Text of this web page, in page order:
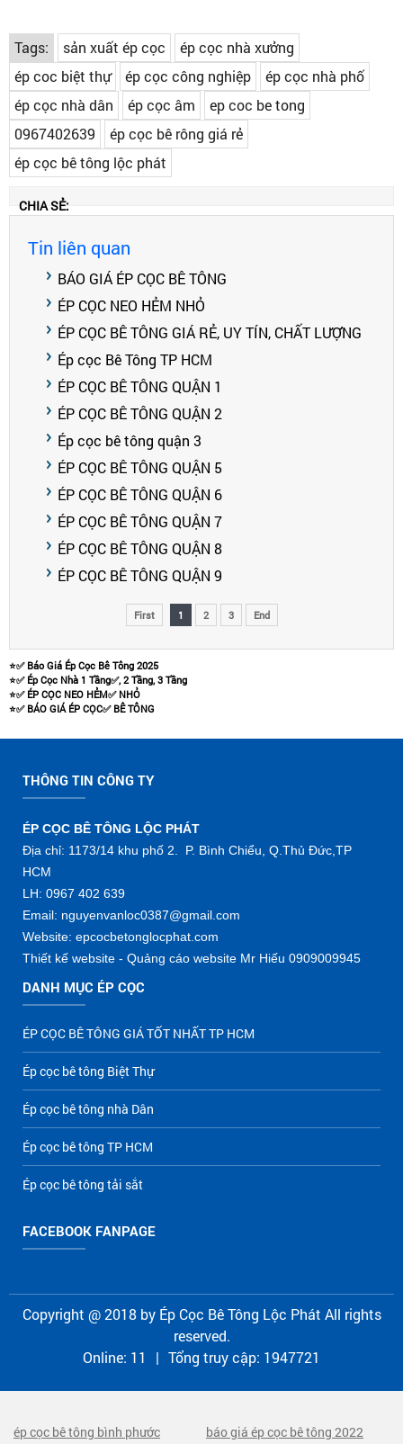
Tags: sản xuất ép cọc
ép cọc nhà xưởng
ép coc biệt thự
ép cọc công nghiệp
ép cọc nhà phố
ép cọc nhà dân
ép cọc âm
ep coc be tong
0967402639
ép cọc bê rông giá rẻ
ép cọc bê tông lộc phát
CHIA SẺ:
Tin liên quan
BÁO GIÁ ÉP CỌC BÊ TÔNG
ÉP CỌC NEO HẺM NHỎ
ÉP CỌC BÊ TÔNG GIÁ RẺ, UY TÍN, CHẤT LƯỢNG
Ép cọc Bê Tông TP HCM
ÉP CỌC BÊ TÔNG QUẬN 1
ÉP CỌC BÊ TÔNG QUẬN 2
Ép cọc bê tông quận 3
ÉP CỌC BÊ TÔNG QUẬN 5
ÉP CỌC BÊ TÔNG QUẬN 6
ÉP CỌC BÊ TÔNG QUẬN 7
ÉP CỌC BÊ TÔNG QUẬN 8
ÉP CỌC BÊ TÔNG QUẬN 9
First 1 2 3 End
⭐️✅ Báo Giá Ép Cọc Bê Tông 2025
⭐️✅ Ép Cọc Nhà 1 Tầng✅, 2 Tầng, 3 Tầng
⭐️✅ ÉP CỌC NEO HẺM✅ NHỎ
⭐️✅ BÁO GIÁ ÉP CỌC✅ BÊ TÔNG
THÔNG TIN CÔNG TY
ÉP CỌC BÊ TÔNG LỘC PHÁT
Địa chỉ: 1173/14 khu phố 2. P. Bình Chiểu, Q.Thủ Đức,TP
HCM
LH: 0967 402 639
Email: nguyenvanloc0387@gmail.com
Website: epcocbetonglocphat.com
Thiết kế website - Quảng cáo website Mr Hiếu 0909009945
DANH MỤC ÉP CỌC
ÉP CỌC BÊ TÔNG GIÁ TỐT NHẤT TP HCM
Ép cọc bê tông Biệt Thự
Ép cọc bê tông nhà Dân
Ép cọc bê tông TP HCM
Ép cọc bê tông tải sắt
FACEBOOK FANPAGE
Copyright @ 2018 by Ép Cọc Bê Tông Lộc Phát All rights
reserved.
Online: 11 | Tổng truy cập: 1947721
ép cọc bê tông bình phước báo giá ép cọc bê tông 2022